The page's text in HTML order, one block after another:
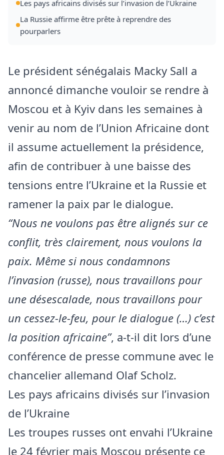
Les pays africains divisés sur l’invasion de l’Ukraine
La Russie affirme être prête à reprendre des
pourparlers
Le président sénégalais Macky Sall a
annoncé dimanche vouloir se rendre à
Moscou et à Kyiv dans les semaines à
venir au nom de l’Union Africaine dont
il assume actuellement la présidence,
afin de contribuer à une baisse des
tensions entre l’Ukraine et la Russie et
ramener la paix par le dialogue.
“Nous ne voulons pas être alignés sur ce
conflit, très clairement, nous voulons la
paix. Même si nous condamnons
l’invasion (russe), nous travaillons pour
une désescalade, nous travaillons pour
un cessez-le-feu, pour le dialogue (…) c’est
la position africaine”, a-t-il dit lors d’une
conférence de presse commune avec le
chancelier allemand Olaf Scholz.
Les pays africains divisés sur l’invasion
de l’Ukraine
Les troupes russes ont envahi l’Ukraine
le 24 février mais Moscou présente ce